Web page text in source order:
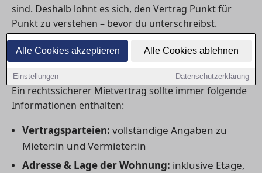
Alle Cookies akzeptieren Alle Cookies ablehnen
Einstellungen Datenschutzerklärung
sind. Deshalb lohnt es sich, den Vertrag Punkt für
Punkt zu verstehen – bevor du unterschreibst.
1) Welche Angaben im Mietvertrag
unverzichtbar sind
Ein rechtssicherer Mietvertrag sollte immer folgende
Informationen enthalten:
Vertragsparteien: vollständige Angaben zu
Mieter:in und Vermieter:in
Adresse & Lage der Wohnung: inklusive Etage,